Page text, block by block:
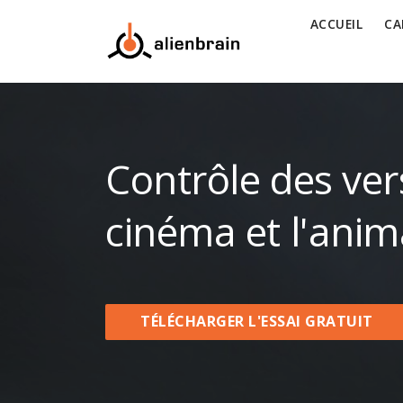
ACCUEIL
Contrôle des
cinéma et
TÉLÉCHARGER L'ESSAI GRATUIT